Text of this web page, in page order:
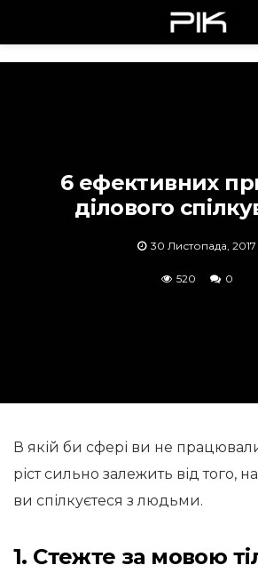
6 ефективних
ділового
30 Листопада, 2017
520 0
В якій би сфері ви не
ріст сильно залежить від того,
ви спілкуєтеся з людьми.
1. Стежте за мовою